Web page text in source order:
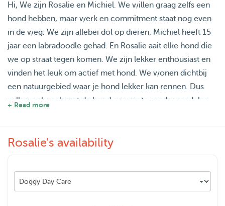
Hi, We zijn Rosalie en Michiel. We willen graag zelfs een
hond hebben, maar werk en commitment staat nog even
in de weg. We zijn allebei dol op dieren. Michiel heeft 15
jaar een labradoodle gehad. En Rosalie aait elke hond die
we op straat tegen komen. We zijn lekker enthousiast en
vinden het leuk om actief met hond. We wonen dichtbij
een natuurgebied waar je hond lekker kan rennen. Dus
willen ook vaak met de hond een grote ronde wandelen.
+ Read more
Rosalie's availability